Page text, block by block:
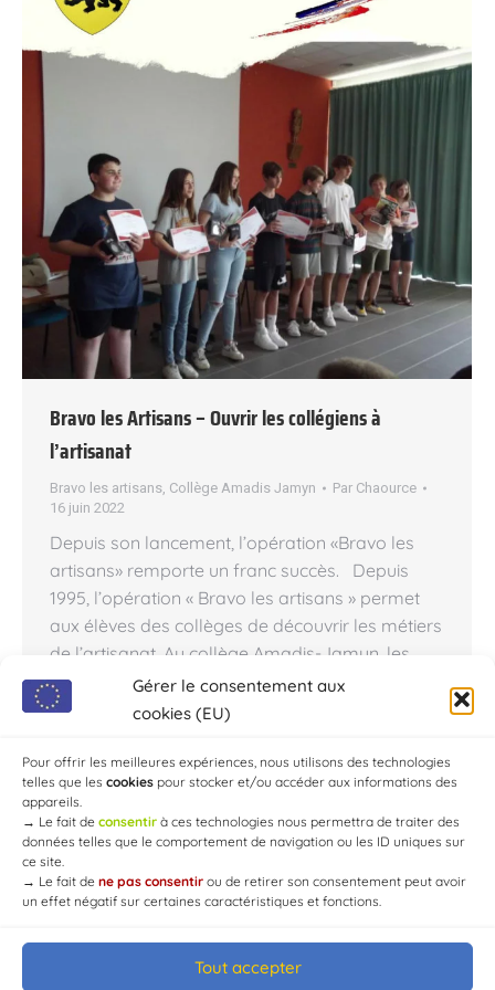
Gérer le consentement aux
cookies (EU)
Pour offrir les meilleures expériences, nous utilisons des technologies
telles que les cookies pour stocker et/ou accéder aux informations des
appareils.
→ Le fait de consentir à ces technologies nous permettra de traiter des
données telles que le comportement de navigation ou les ID uniques sur
ce site.
→ Le fait de ne pas consentir ou de retirer son consentement peut avoir
un effet négatif sur certaines caractéristiques et fonctions.
Tout accepter
Bravo les Artisans – Ouvrir les collégiens à
l’artisanat
Bravo les artisans, Collège Amadis Jamyn Par Chaource
16 juin 2022
Depuis son lancement, l’opération «Bravo les
artisans» remporte un franc succès. Depuis
1995, l’opération « Bravo les artisans » permet
aux élèves des collèges de découvrir les métiers
de l’artisanat. Au collège Amadis-Jamyn, les
participants 2022 ont été récompensés par un
diplôme et un cadeau et chaleureusement
transmettre…